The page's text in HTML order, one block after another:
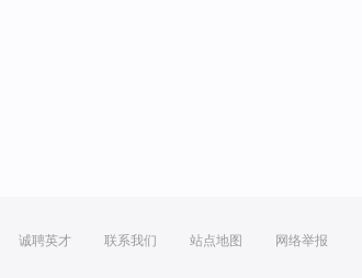
诚聘英才 联系我们 站点地图 网络举报